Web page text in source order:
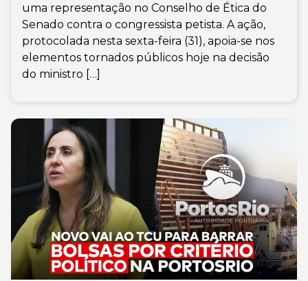
uma representação no Conselho de Ética do
Senado contra o congressista petista. A ação,
protocolada nesta sexta-feira (31), apoia-se nos
elementos tornados públicos hoje na decisão
do ministro […]